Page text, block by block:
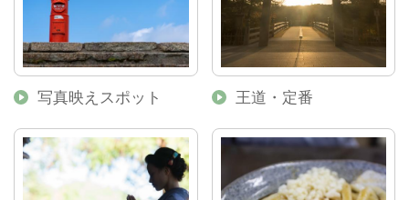
写真映えスポット 王道・定番